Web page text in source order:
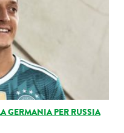
GERMANIA PER RUSSIA